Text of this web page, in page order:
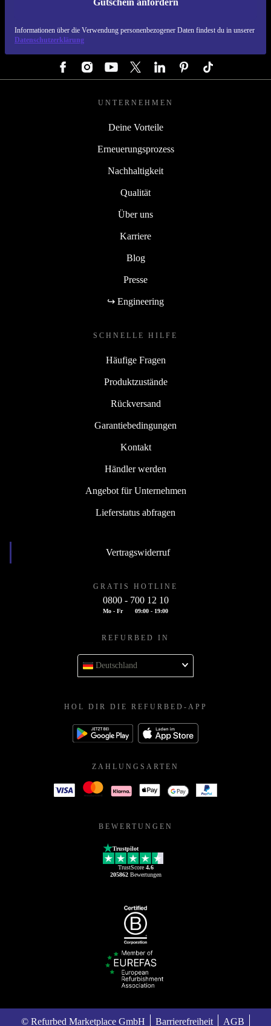
Gutschein anfordern
Informationen über die Verwendung personenbezogener Daten findest du in unserer
Datenschutzerklärung
UNTERNEHMEN
Deine Vorteile
Erneuerungsprozess
Nachhaltigkeit
Qualität
Über uns
Karriere
Blog
Presse
↪ Engineering
SCHNELLE HILFE
Häufige Fragen
Produktzustände
Rückversand
Garantiebedingungen
Kontakt
Händler werden
Angebot für Unternehmen
Lieferstatus abfragen
Vertragswiderruf
GRATIS HOTLINE
0800 - 700 12 10
Mo - Fr 09:00 - 19:00
REFURBED IN
Deutschland
HOL DIR DIE REFURBED-APP
ZAHLUNGSARTEN
BEWERTUNGEN
Trustpilot
TrustScore 4.6
205862Bewertungen
© Refurbed Marketplace GmbH Barrierefreiheit AGB